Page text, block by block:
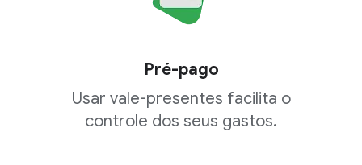
Pré-pago
Usar vale-presentes facilita o
controle dos seus gastos.